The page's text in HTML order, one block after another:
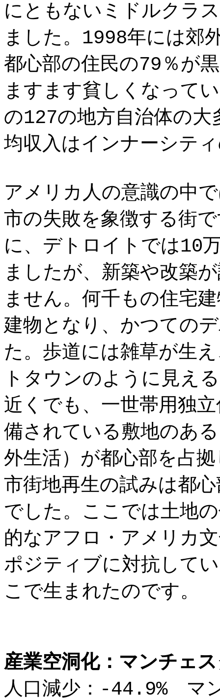
にともないミドルクラ
ました。1998年には郊
都心部の住民の79％が
ますます貧しくなって
の127の地方自治体の
均収入はインナーシテ
アメリカ人の意識の中
市の失敗を象徴する街
に、デトロイトでは10
ましたが、新築や改築
ません。何千もの住宅
建物となり、かつての
た。歩道には雑草が生
トタウンのように見え
近くでも、一世帯用独
備されている敷地のあ
外生活）が都心部を占
市街地再生の試みは都
でした。ここでは土地
的なアフロ・アメリカ
ポジティブに対抗して
こで生まれたのです。
産業空洞化：マンチェ
人口減少：-44.9% マ